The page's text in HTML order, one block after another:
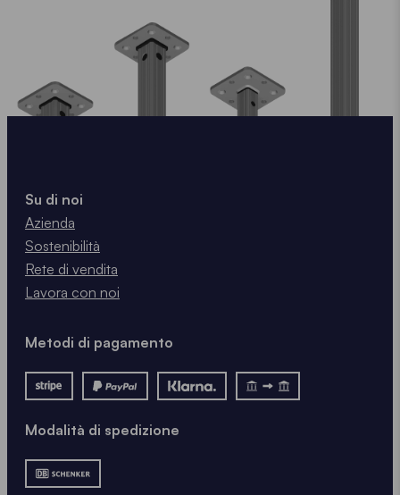
Su di noi
Azienda
Sostenibilità
Rete di vendita
Lavora con noi
Metodi di pagamento
Modalità di spedizione